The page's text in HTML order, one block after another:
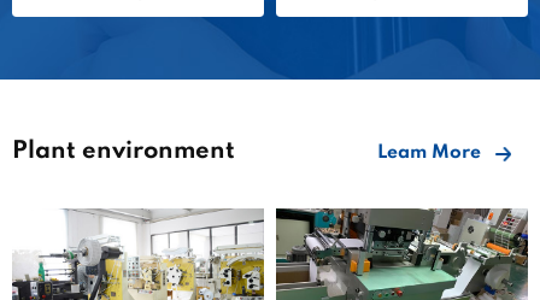
Plant environment Leam More